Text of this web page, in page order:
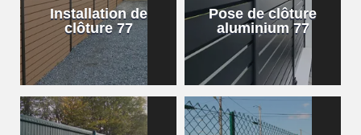
Installation de
clôture 77
Pose de clôture
aluminium 77